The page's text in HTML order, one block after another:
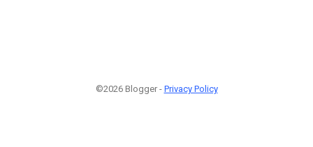
©2026 Blogger - Privacy Policy